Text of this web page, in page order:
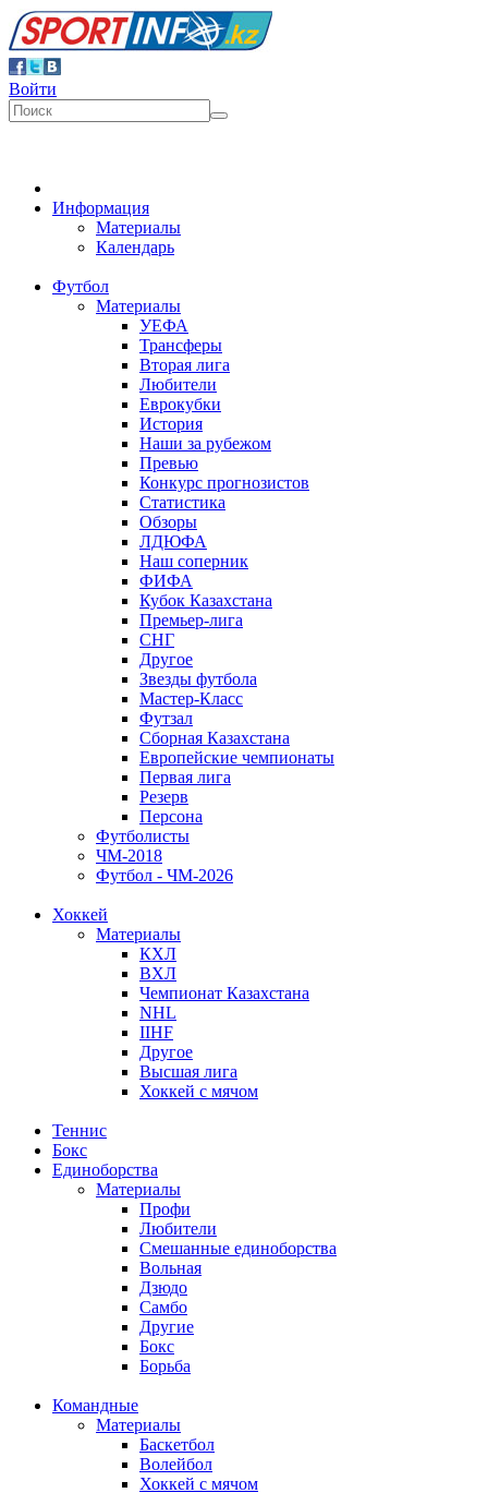
Войти
Информация
Материалы
Календарь
Футбол
Материалы
УЕФА
Трансферы
Вторая лига
Любители
Еврокубки
История
Наши за рубежом
Превью
Конкурс прогнозистов
Статистика
Обзоры
ЛДЮФА
Наш соперник
ФИФА
Кубок Казахстана
Премьер-лига
СНГ
Другое
Звезды футбола
Мастер-Класс
Футзал
Сборная Казахстана
Европейские чемпионаты
Первая лига
Резерв
Персона
Футболисты
ЧМ-2018
Футбол - ЧМ-2026
Хоккей
Материалы
КХЛ
ВХЛ
Чемпионат Казахстана
NHL
IIHF
Другое
Высшая лига
Хоккей с мячом
Теннис
Бокс
Единоборства
Материалы
Профи
Любители
Смешанные единоборства
Вольная
Дзюдо
Самбо
Другие
Бокс
Борьба
Командные
Материалы
Баскетбол
Волейбол
Хоккей с мячом